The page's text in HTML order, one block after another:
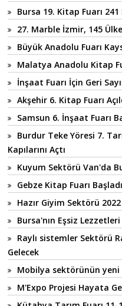
Bursa 19. Kitap Fuarı
27. Marble İzmir, 145
Büyük Anadolu Fuarı
Malatya Anadolu Kitap
İnşaat Fuarı İçin Geri
Akşehir 6. Kitap Fuarı
Samsun 6. İnşaat Fuarı
Burdur Teke Yöresi 7.
Kapılarını Açtı
Kuyum Sektörü Van'da
Gebze Kitap Fuarı Başladı
Hazır Giyim Sektörü
Bursa'nın Eşsiz
Raylı sistemler Sektörü
Gelecek
Mobilya sektörünün yeni
M'Expo Projesi Hayata